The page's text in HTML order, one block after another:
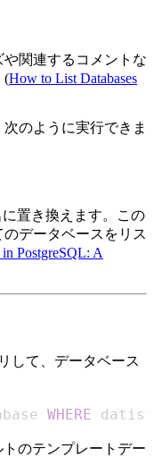
関連するコメントな
(How to List Databases
のように実行できま
に置き換えます。この
データベースをリス
PostgreSQL: A
して、データベース
WHERE
のテンプレートデー